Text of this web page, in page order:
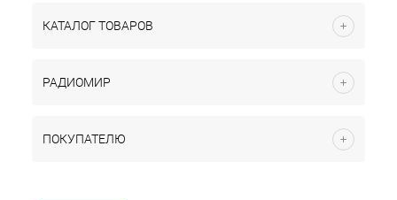
КАТАЛОГ ТОВАРОВ
РАДИОМИР
ПОКУПАТЕЛЮ